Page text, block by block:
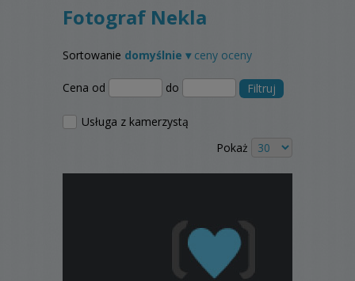
Fotograf Nekla
Sortowanie domyślnie ▾ ceny oceny
Cena od do Filtruj
Usługa z kamerzystą
Pokaż